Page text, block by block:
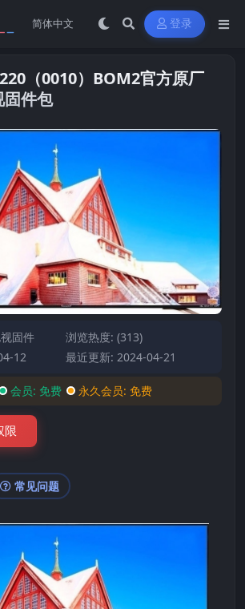
登录
（0010）BOM2官方原厂
固件包
固件
浏览热度: (313)
12
最近更新: 2024-04-21
会员: 免费 永久会员: 免费
限
常见问题